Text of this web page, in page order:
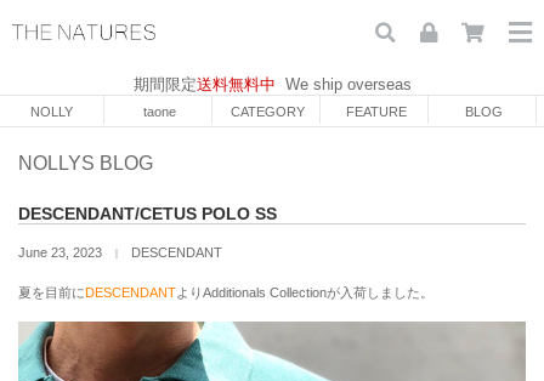
期間限定送料無料中 We ship overseas
NOLLY taone CATEGORY FEATURE BLOG
NOLLYS BLOG
DESCENDANT/CETUS POLO SS
June 23, 2023 DESCENDANT
夏を目前にDESCENDANTよりAdditionals Collectionが入荷しました。